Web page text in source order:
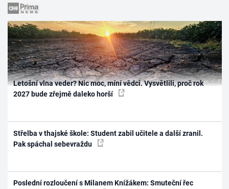
Letošní vlna veder? Nic moc, míní vědci. Vysvětlili, proč rok
2027 bude zřejmě daleko horší
Střelba v thajské škole: Student zabil učitele a další zranil.
Pak spáchal sebevraždu
Poslední rozloučení s Milanem Knížákem: Smuteční řec